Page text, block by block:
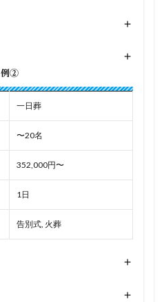
+
+
例②
一日葬
〜20名
352,000円〜
1日
告別式, 火葬
+
+